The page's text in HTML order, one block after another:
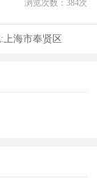
浏览次数： 384次
上海市奉贤区